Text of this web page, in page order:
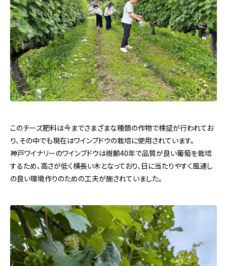
このチーズ肥料は今までさまざまな種類の作物で検証が行われてお
り、その中でも現在はワインブドウの栽培に使用されています。
神戸ワイナリーのワインブドウは樹齢40年で品質が良い葡萄を栽培
するため、高さが低く横長い木となっており、日に当たりやすく風通し
の良い環境作りのための工夫が施されていました。